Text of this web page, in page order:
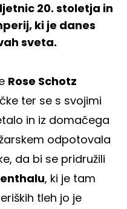
20. stoletja in
ki je danes
sveta.
Rose Schotz
ter se s svojimi
in iz domačega
odpotovala
da bi se pridružili
, ki je tam
tleh jo je